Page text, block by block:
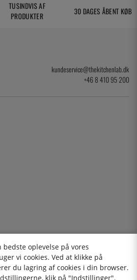
TUSINDVIS AF
PRODUKTER
30 DAGES ÅBENT KØB
kundeservice@thekitchenlab.dk
+46 8 410 95 200
KitchenLab AB
oplevelse på vores
vi cookies. Ved at klikke på
du lagring af cookies i din browser.
klik på "Indstillinger".